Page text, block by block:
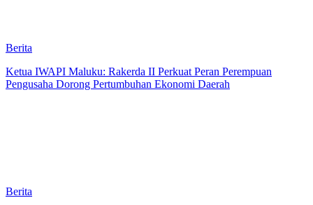
Berita
Ketua IWAPI Maluku: Rakerda II Perkuat Peran Perempuan
Pengusaha Dorong Pertumbuhan Ekonomi Daerah
Berita